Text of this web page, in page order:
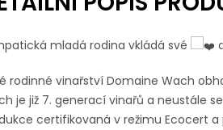
mladá rodina vkládá své
rodinné vinařství Domaine Wach
je již 7. generací vinařů a neustále
certifikovaná v režimu Ecocert a